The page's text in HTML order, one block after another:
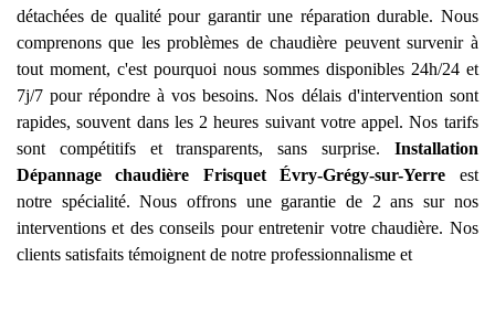
détachées de qualité pour garantir une réparation durable. Nous
comprenons que les problèmes de chaudière peuvent survenir à
tout moment, c'est pourquoi nous sommes disponibles 24h/24 et
7j/7 pour répondre à vos besoins. Nos délais d'intervention sont
rapides, souvent dans les 2 heures suivant votre appel. Nos tarifs
sont compétitifs et transparents, sans surprise. Installation
Dépannage chaudière Frisquet
Évry-Grégy-sur-Yerre est
notre spécialité. Nous offrons une garantie de 2 ans sur nos
interventions et des conseils pour entretenir votre chaudière. Nos
clients satisfaits témoignent de notre professionnalisme et